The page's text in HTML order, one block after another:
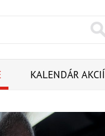
KALENDÁR AKCIÍ